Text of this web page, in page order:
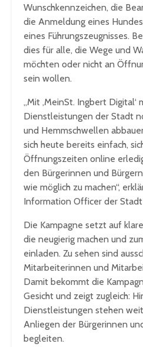
Wunschkennzeichen, die
die Anmeldung eines
eines Führungszeugnisses.
dies für alle, die Wege und
möchten oder nicht an
sein wollen.
„Mit ‚MeinSt. Ingbert
Dienstleistungen der Stadt
und Hemmschwellen
sich heute bereits einfach,
Öffnungszeiten online
den Bürgerinnen und
wie möglich zu machen“,
Information Officer der
Die Kampagne setzt auf
die neugierig machen und
einladen. Zu sehen sind
Mitarbeiterinnen und
Damit bekommt die
Gesicht und zeigt zugleich:
Dienstleistungen stehen
Anliegen der Bürgerinnen
begleiten.